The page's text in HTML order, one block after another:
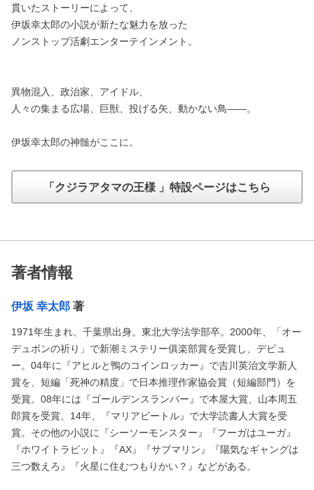
貫いたストーリーによって、
伊坂幸太郎の小説が新たな魅力を放った
ノンストップ活劇エンターテインメント。
異物混入、政治家、アイドル、
人々の集まる広場、巨獣、投げる矢、動かない鳥――。
伊坂幸太郎の神髄がここに。
「クジラアタマの王様 」特設ページはこちら
著者情報
伊坂 幸太郎 著
1971年生まれ、千葉県出身。東北大学法学部卒。2000年、「オー
デュボンの祈り」で新潮ミステリー俱楽部賞を受賞し、デビュ
ー。04年に『アヒルと鴨のコインロッカー』で吉川英治文学新人
賞を、短編「死神の精度」で日本推理作家協会賞（短編部門）を
受賞。08年には『ゴールデンスランバー』で本屋大賞、山本周五
郎賞を受賞、14年、『マリアビートル』で大学読書人大賞を受
賞。その他の小説に『シーソーモンスター』『フーガはユーガ』
『ホワイトラビット』『AX』『サブマリン』『陽気なギャングは
三つ数えろ』『火星に住むつもりかい？』などがある。